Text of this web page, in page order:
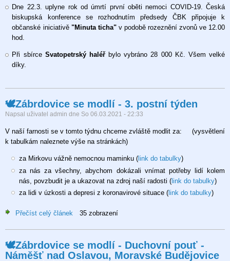
Dne 22.3. uplyne rok od úmrtí první oběti nemoci COVID-19. Česká
biskupská konference se rozhodnutím předsedy ČBK připojuje k
občanské iniciativě "Minuta ticha"v podobě rozeznění zvonů ve 12.00
hod.
Při sbírce Svatopetrský haléřbylo vybráno 28 000 Kč. Všem velké
díky.
🕊Zábrdovice se modlí - 3. postní týden
Napsal uživatel admin dne So 06.03.2021 - 22:33
V naší farnosti se v tomto týdnu chceme zvláště modlit za: (vysvětlení
k tabulkám naleznete výše na stránkách)
za Mirkovu vážně nemocnou maminku (link do tabulky)
za nás za všechny, abychom dokázali vnímat potřeby lidí kolem
nás, povzbudit je a ukazovat na zdroj naší radosti (link do tabulky)
za lidi v úzkosti a depresi z koronavirové situace (link do tabulky)
Přečíst celý článek
se
modlí
35 zobrazení
🕊Zábrdovice se modlí - Duchovní pouť -
Náměšť nad Oslavou, Moravské Budějovice